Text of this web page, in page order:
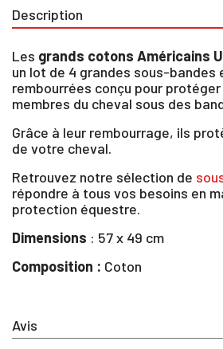
Description
Avis
Les grands cotons Américains
un lot de 4 grandes sous-bandes
rembourrées conçu pour
membres du cheval sous des
Grâce à leur rembourrage, ils
de votre cheval.
Retrouvez notre sélection de
répondre à tous vos besoins en
protection équestre.
Dimensions : 57 x 49 cm
Composition : Coton
×
Vous devez être connecté pour
produits dans votre liste d'envie